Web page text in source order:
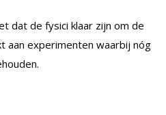
dat de fysici klaar zijn om de
aan experimenten waarbij nóg